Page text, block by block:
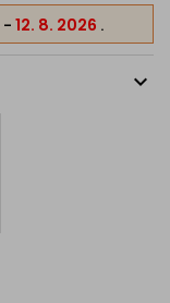
- 12. 8. 2026 .
expand_more